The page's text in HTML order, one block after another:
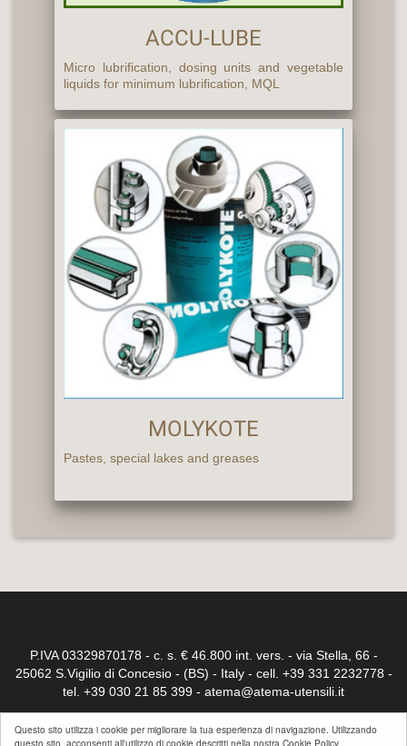
Questo sito utilizza i cookie per migliorare la tua esperienza di navigazione. Utilizzando
questo sito, acconsenti all'utilizzo di cookie descritti nella nostra Cookie Policy.
ACCU-LUBE
Micro lubrification, dosing units and vegetable
liquids for minimum lubrification, MQL
MOLYKOTE
Pastes, special lakes and greases
P.IVA 03329870178 - c. s. € 46.800 int. vers. - via Stella, 66 -
25062 S.Vigilio di Concesio - (BS) - Italy - cell. +39 331 2232778 -
tel. +39 030 21 85 399 - atema@atema-utensili.it